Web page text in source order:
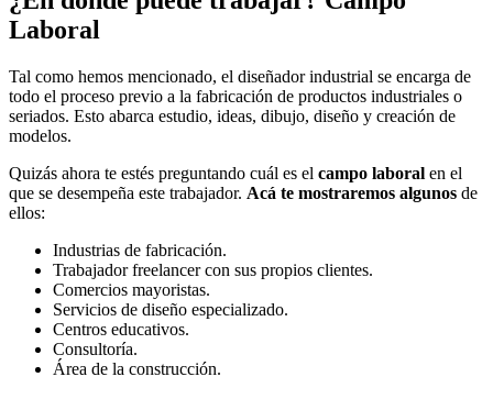
Laboral
Tal como hemos mencionado, el diseñador industrial se encarga de
todo el proceso previo a la fabricación de productos industriales o
seriados. Esto abarca estudio, ideas, dibujo, diseño y creación de
modelos.
Quizás ahora te estés preguntando cuál es el campo laboral en el
que se desempeña este trabajador. Acá te mostraremos algunos de
ellos:
Industrias de fabricación.
Trabajador freelancer con sus propios clientes.
Comercios mayoristas.
Servicios de diseño especializado.
Centros educativos.
Consultoría.
Área de la construcción.